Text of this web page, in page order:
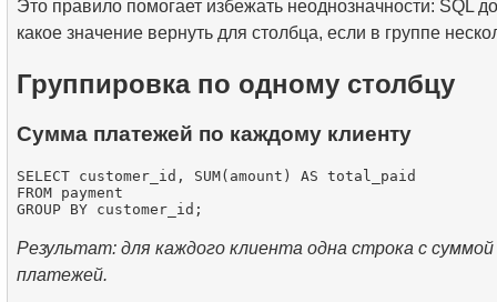
Это правило помогает избежать неоднозначности: SQL
какое значение вернуть для столбца, если в группе
Группировка по одному столбцу
Сумма платежей по каждому клиенту
SELECT customer_id, SUM(amount) AS total_paid
FROM payment
Результат: для каждого клиента одна строка с суммой
платежей.